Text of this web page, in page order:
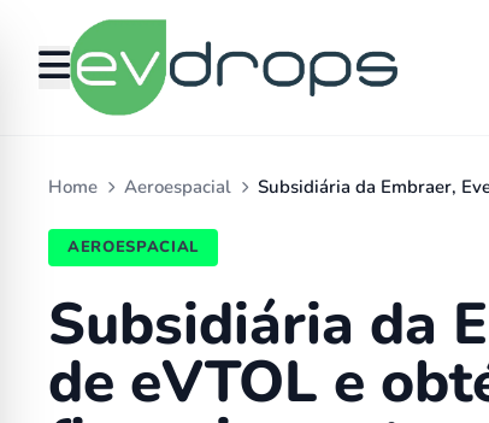
Home Aeroespacial Subsidiária da Embraer,
AEROESPACIAL
Subsidiária da
de eVTOL e